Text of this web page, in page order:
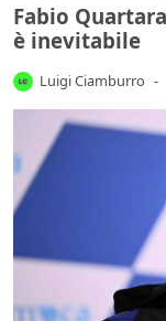
Fabio
è inevitabile
Luigi Ciamburro -